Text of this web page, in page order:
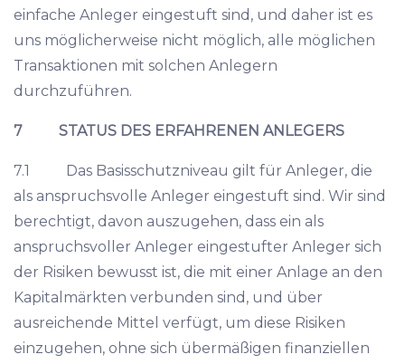
einfache Anleger eingestuft sind, und daher ist es
uns möglicherweise nicht möglich, alle möglichen
Transaktionen mit solchen Anlegern
durchzuführen.
7 STATUS DES ERFAHRENEN ANLEGERS
7.1 Das Basisschutzniveau gilt für Anleger, die
als anspruchsvolle Anleger eingestuft sind. Wir sind
berechtigt, davon auszugehen, dass ein als
anspruchsvoller Anleger eingestufter Anleger sich
der Risiken bewusst ist, die mit einer Anlage an den
Kapitalmärkten verbunden sind, und über
ausreichende Mittel verfügt, um diese Risiken
einzugehen, ohne sich übermäßigen finanziellen